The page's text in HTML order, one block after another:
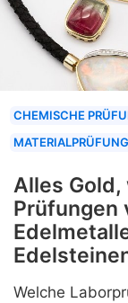
CHEMISCHE
Alles Gold,
Prüfungen
Welche